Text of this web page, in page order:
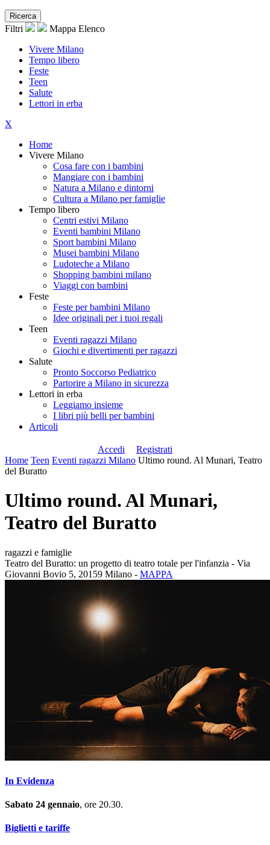
Ricerca
Filtri Mappa Elenco
Vivere Milano
Tempo libero
Feste
Teen
Salute
Lettori in erba
X
Home
Vivere Milano
Cosa fare con i bambini
Mangiare con i bambini
Natura a Milano e dintorni
Cultura a Milano per famiglie
Tempo libero
Centri estivi Milano
Eventi bambini Milano
Sport bambini Milano
Musei bambini Milano
Ludoteche a Milano
Shopping bambini milano
Viaggi con bambini
Feste
Feste per bambini Milano
Idee originali per i tuoi regali
Teen
Eventi ragazzi Milano
Giochi e divertimenti per ragazzi
Salute
Pronto Soccorso Pediatrico
Partorire a Milano in sicurezza
Lettori in erba
Leggiamo insieme
I libri più belli per bambini
Articoli
Accedi
Registrati
Home Teen Eventi ragazzi Milano Ultimo round. Al Munari, Teatro
del Buratto
Ultimo round. Al Munari,
Teatro del Buratto
ragazzi e famiglie
Teatro del Buratto: un progetto di teatro totale per l'infanzia - Via
Giovanni Bovio 5, 20159 Milano - MAPPA
In Evidenza
Sabato 24 gennaio, ore 20.30.
Biglietti e tariffe